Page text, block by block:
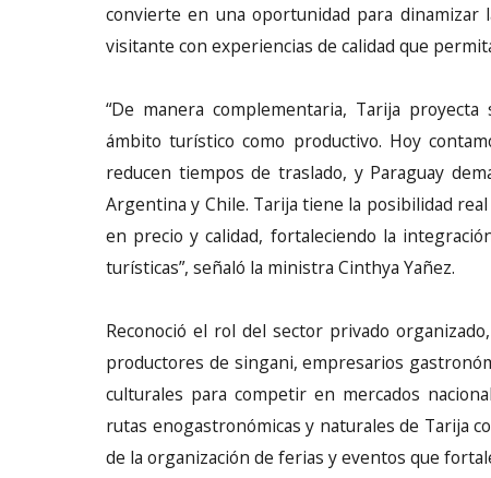
convierte en una oportunidad para dinamizar
visitante con experiencias de calidad que
“De manera complementaria, Tarija
ámbito turístico como productivo. Hoy
reducen tiempos de traslado, y Paraguay
Argentina y Chile. Tarija tiene la posibilidad
en precio y calidad, fortaleciendo la
turísticas”, señaló la ministra Cinthya Yañez.
Reconoció el rol del sector privado
productores de singani, empresarios
culturales para competir en mercados
rutas enogastronómicas y naturales de Tarija
de la organización de ferias y eventos que